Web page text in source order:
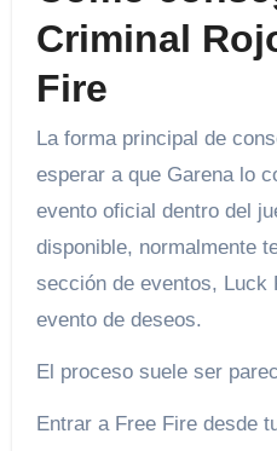
Criminal
Fire
La forma principal de
esperar a que Garena lo
evento oficial dentro del
disponible, normalmente
sección de eventos, Luck
evento de deseos.
El proceso suele ser
Entrar a Free Fire desde